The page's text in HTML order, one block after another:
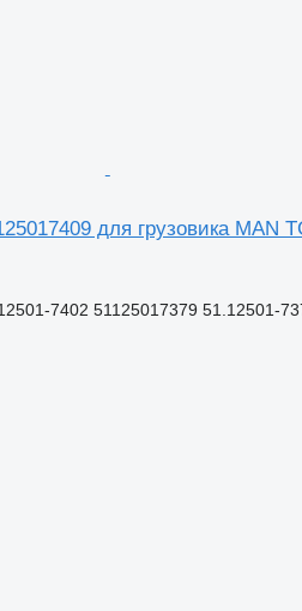
для грузовика MAN
7402 51125017379 51.12501-